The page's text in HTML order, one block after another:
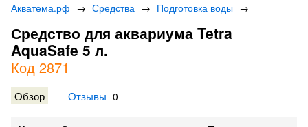
Акватема.рф → Средства → Подготовка воды →
Средство для аквариума Tetra
AquaSafe 5 л.
Код 2871
Обзор Отзывы 0